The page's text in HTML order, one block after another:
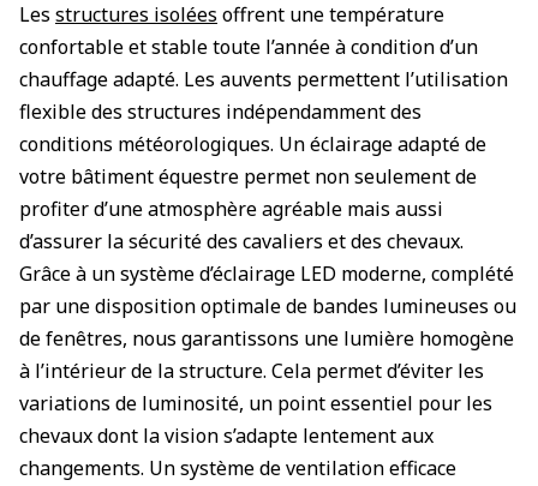
Les structures isolées offrent une température
confortable et stable toute l’année à condition d’un
chauffage adapté. Les auvents permettent l’utilisation
flexible des structures indépendamment des
conditions météorologiques. Un éclairage adapté de
votre bâtiment équestre permet non seulement de
profiter d’une atmosphère agréable mais aussi
d’assurer la sécurité des cavaliers et des chevaux.
Grâce à un système d’éclairage LED moderne, complété
par une disposition optimale de bandes lumineuses ou
de fenêtres, nous garantissons une lumière homogène
à l’intérieur de la structure. Cela permet d’éviter les
variations de luminosité, un point essentiel pour les
chevaux dont la vision s’adapte lentement aux
changements. Un système de ventilation efficace